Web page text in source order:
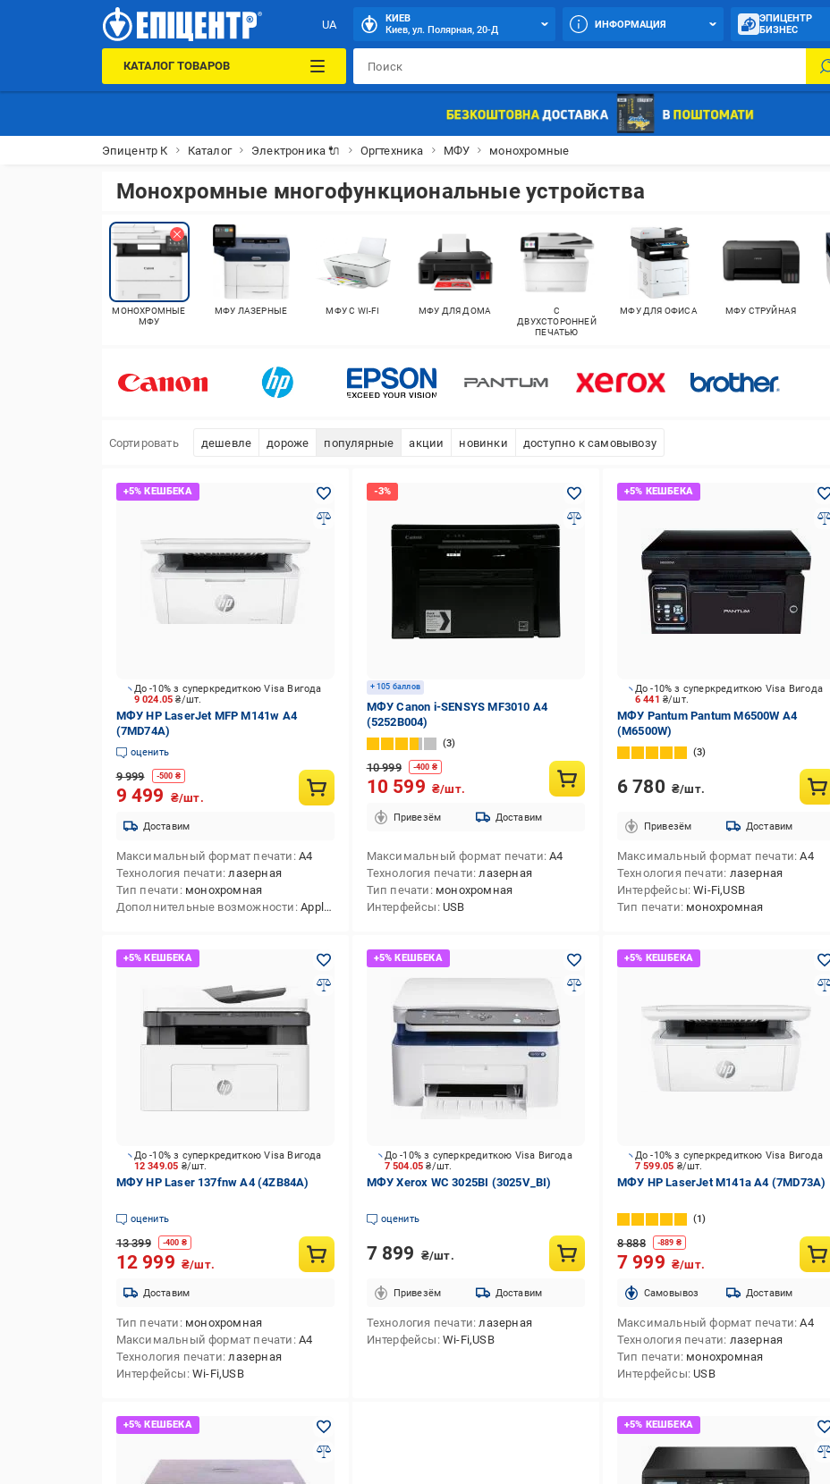
UA
КИЕВ
Киев, ул. Полярная, 20-Д
ИНФОРМАЦИЯ
ЭПИЦЕНТР
БИЗНЕС
КАТАЛОГ ТОВАРОВ
Эпицентр К Каталог Электроника 🔌 Оргтехника МФУ монохромные
Монохромные многофункциональные устройства
МОНОХРОМНЫЕ
МФУ
МФУ ЛАЗЕРНЫЕ МФУ С WI-FI МФУ ДЛЯ ДОМА
С
ДВУХСТОРОННЕЙ
ПЕЧАТЬЮ
МФУ ДЛЯ ОФИСА МФУ СТРУЙНАЯ
Сортировать дешевле дороже популярные акции новинки доступно к самовывозу
9 024.05₴/шт.
До -10% з суперкредиткою Visa Вигода
МФУ HP LaserJet MFP M141w А4
(7MD74A)
оценить
9 999 -500 ₴
9 499 ₴/шт.
Доставим
Максимальный формат печати А4
Технология печати лазерная
Тип печати монохромная
Дополнительные возможности Apple AirPrint,Mopria,поддержка Wi-Fi Direct,поддержка USB-накопителей
+ 105 баллов
МФУ Canon i-SENSYS MF3010 А4
(5252B004)
3
10 999 -400 ₴
10 599 ₴/шт.
Привезём Доставим
Максимальный формат печати А4
Технология печати лазерная
Тип печати монохромная
Интерфейсы USB
6 441 ₴/шт.
До -10% з суперкредиткою Visa Вигода
МФУ Pantum Pantum M6500W А4
(M6500W)
3
6 780 ₴/шт.
Привезём Доставим
Максимальный формат печати А4
Технология печати лазерная
Интерфейсы Wi-Fi,USB
Тип печати монохромная
12 349.05 ₴/шт.
До -10% з суперкредиткою Visa Вигода
МФУ HP Laser 137fnw А4 (4ZB84A)
оценить
13 399 -400 ₴
12 999 ₴/шт.
Доставим
Тип печати монохромная
Максимальный формат печати А4
Технология печати лазерная
Интерфейсы Wi-Fi,USB
7 504.05₴/шт.
До -10% з суперкредиткою Visa Вигода
МФУ Xerox WC 3025BI (3025V_BI)
оценить
7 899 ₴/шт.
Привезём Доставим
Технология печати лазерная
Интерфейсы Wi-Fi,USB
7 599.05 ₴/шт.
До -10% з суперкредиткою Visa Вигода
МФУ HP LaserJet M141a А4 (7MD73A)
1
8 888 -889 ₴
7 999 ₴/шт.
Cамовывоз Доставим
Максимальный формат печати А4
Технология печати лазерная
Тип печати монохромная
Интерфейсы USB